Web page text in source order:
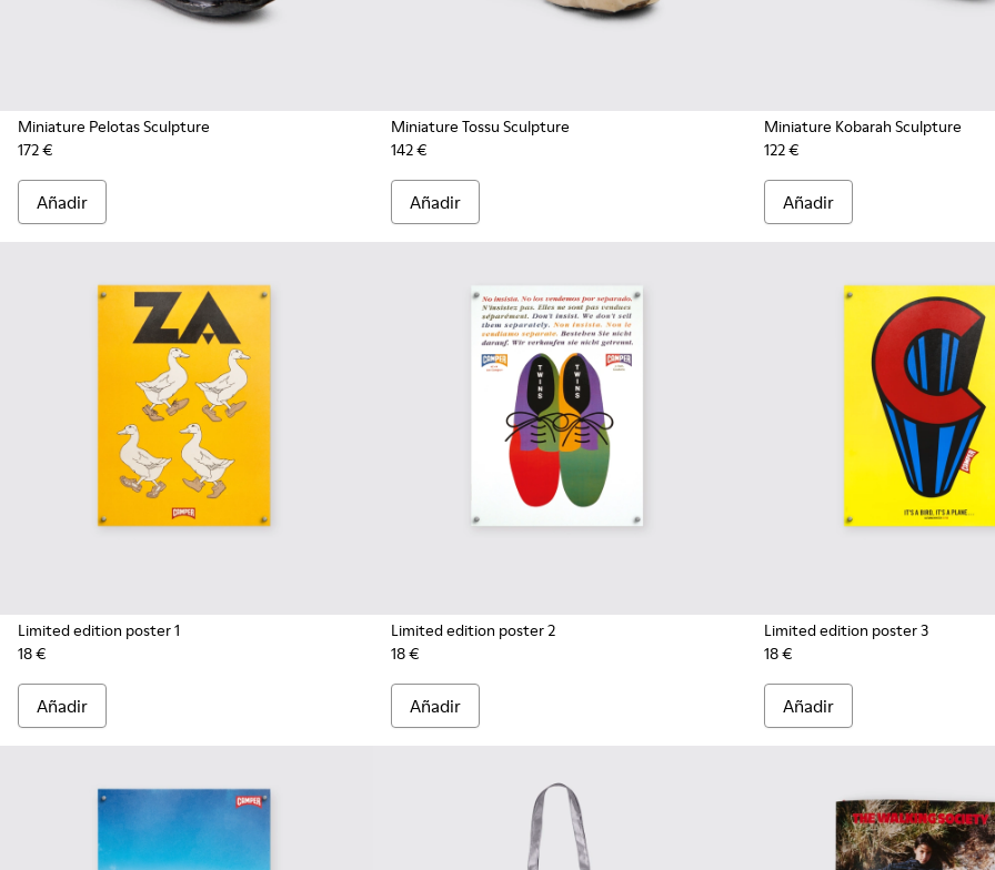
Miniature Pelotas Sculpture
172 €
Añadir
Miniature Tossu Sculpture
142 €
Añadir
Miniature Kobarah Sculpture
122 €
Añadir
Limited edition poster 1
18 €
Añadir
Limited edition poster 2
18 €
Añadir
Limited edition poster 3
18 €
Añadir